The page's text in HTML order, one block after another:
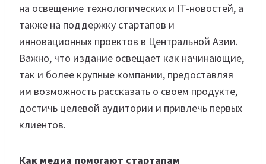
на освещение технологических и IT-новостей, а
также на поддержку стартапов и
инновационных проектов в Центральной Азии.
Важно, что издание освещает как начинающие,
так и более крупные компании, предоставляя
им возможность рассказать о своем продукте,
достичь целевой аудитории и привлечь первых
клиентов.
Как медиа помогают стартапам